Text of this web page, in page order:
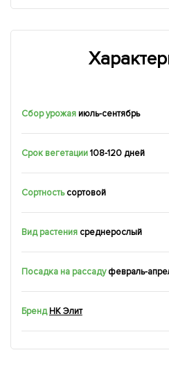
Сбор урожаяиюль-сентябрь
Срок вегетации 108-120 дней
Сортность сортовой
Вид растения среднерослый
Посадка на рассаду февраль-
БрендНК Элит